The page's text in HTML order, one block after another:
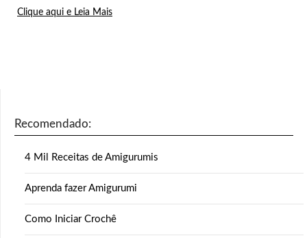
Clique aqui e Leia Mais
Recomendado:
4 Mil Receitas de Amigurumis
Aprenda fazer Amigurumi
Como Iniciar Crochê